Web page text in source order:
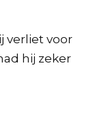
verliet voor
hij zeker